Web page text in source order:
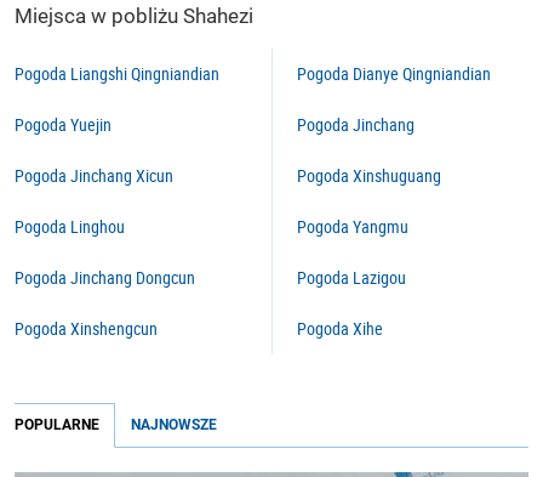
Miejsca w pobliżu Shahezi
Pogoda Liangshi Qingniandian
Pogoda Yuejin
Pogoda Jinchang Xicun
Pogoda Linghou
Pogoda Jinchang Dongcun
Pogoda Xinshengcun
Pogoda Dianye Qingniandian
Pogoda Jinchang
Pogoda Xinshuguang
Pogoda Yangmu
Pogoda Lazigou
Pogoda Xihe
POPULARNE NAJNOWSZE